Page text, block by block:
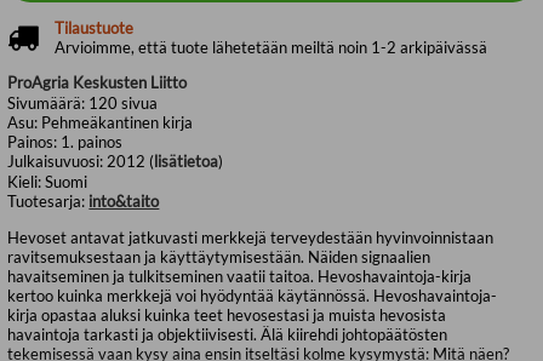
ProAgria Keskusten Liitto
Sivumäärä: 120 sivua
Asu: Pehmeäkantinen kirja
Painos: 1. painos
Julkaisuvuosi: 2012 (lisätietoa)
Kieli:Suomi
Tuotesarja: into&taito
Hevoset antavat jatkuvasti merkkejä terveydestään hyvinvoinnistaan
ravitsemuksestaan ja käyttäytymisestään. Näiden signaalien
havaitseminen ja tulkitseminen vaatii taitoa. Hevoshavaintoja-kirja
kertoo kuinka merkkejä voi hyödyntää käytännössä. Hevoshavaintoja-
kirja opastaa aluksi kuinka teet hevosestasi ja muista hevosista
havaintoja tarkasti ja objektiivisesti. Älä kiirehdi johtopäätösten
tekemisessä vaan kysy aina ensin itseltäsi kolme kysymystä: Mitä näen?
Tilaustuote
Arvioimme, että tuote lähetetään meiltä noin 1-2 arkipäivässä